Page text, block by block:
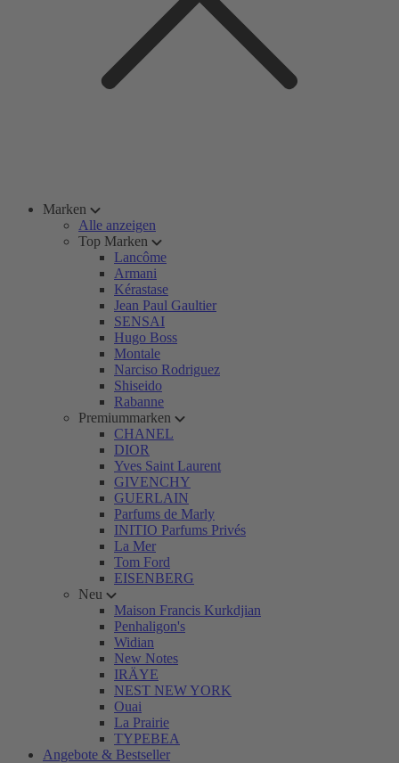
Marken
Alle anzeigen
Top Marken
Lancôme
Armani
Kérastase
Jean Paul Gaultier
SENSAI
Hugo Boss
Montale
Narciso Rodriguez
Shiseido
Rabanne
Premiummarken
CHANEL
DIOR
Yves Saint Laurent
GIVENCHY
GUERLAIN
Parfums de Marly
INITIO Parfums Privés
La Mer
Tom Ford
EISENBERG
Neu
Maison Francis Kurkdjian
Penhaligon's
Widian
New Notes
IRÄYE
NEST NEW YORK
Ouai
La Prairie
TYPEBEA
Angebote & Bestseller